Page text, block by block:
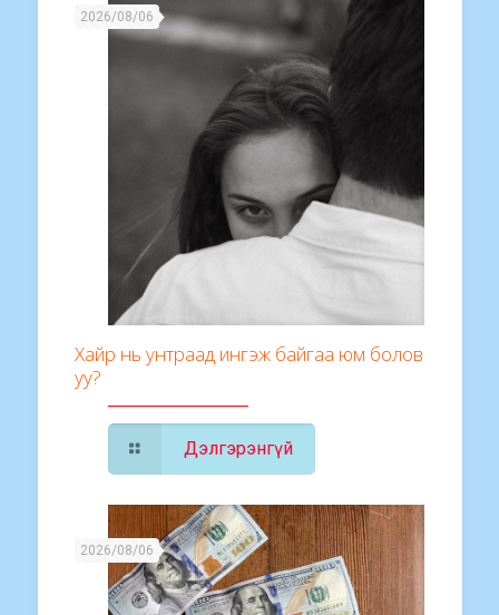
2026/08/06
Хайр нь унтраад ингэж байгаа юм болов
уу?
Дэлгэрэнгүй
2026/08/06